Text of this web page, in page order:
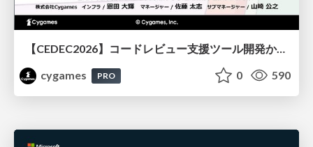
【CEDEC2026】コードレビュー支援ツール開発から学ぶ：LLMを用いた業務システムの実践的な運用設計と誤出力対策
cygames
PRO 0 590